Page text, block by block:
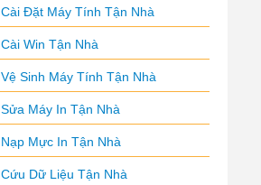
Cài Đặt Máy Tính Tận Nhà
Cài Win Tận Nhà
Vệ Sinh Máy Tính Tận Nhà
Sửa Máy In Tận Nhà
Nạp Mực In Tận Nhà
Cứu Dữ Liệu Tận Nhà